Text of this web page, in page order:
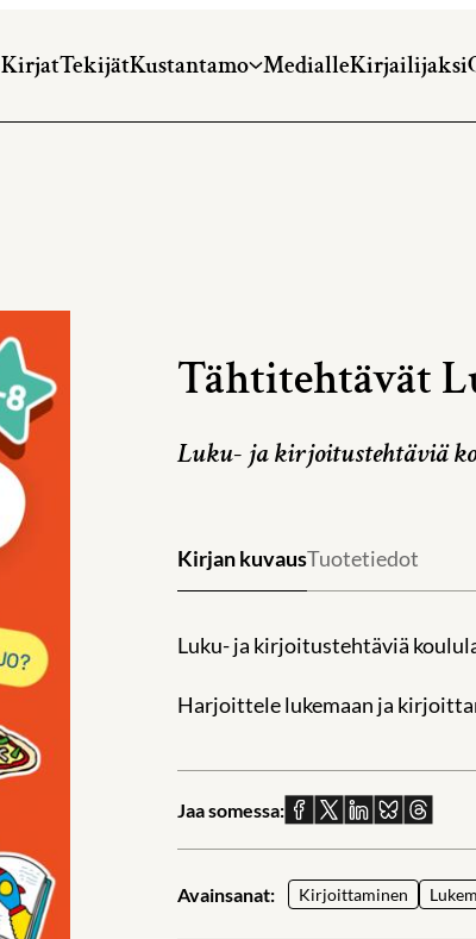
KirjatTekijätKustantamo MedialleKirjailijaksi
Tähtitehtävät
Luku- ja kirjoitustehtäviä
Kirjan kuvausTuotetiedot
Luku- ja kirjoitustehtäviä
Harjoittele lukemaan ja
Jaa somessa:Jaa
Facebookissa
Jaa
X:ssä
Jaa
Linkedinissä
Jaa
Blueskyssä
Jaa
Avainsanat: Kirjoittaminen